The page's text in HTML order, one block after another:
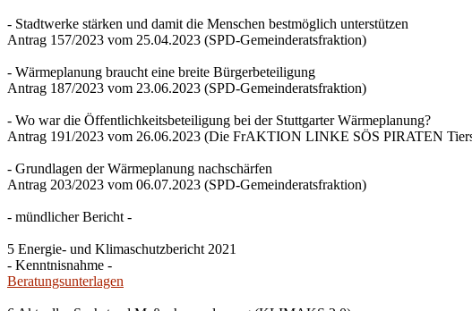
- Stadtwerke stärken und damit die Menschen bestmöglich unterstützen
Antrag 157/2023 vom 25.04.2023 (SPD-Gemeinderatsfraktion)
- Wärmeplanung braucht eine breite Bürgerbeteiligung
Antrag 187/2023 vom 23.06.2023 (SPD-Gemeinderatsfraktion)
- Wo war die Öffentlichkeitsbeteiligung bei der Stuttgarter Wärmeplanung?
Antrag 191/2023 vom 26.06.2023 (Die FrAKTION LINKE SÖS PIRATEN
- Grundlagen der Wärmeplanung nachschärfen
Antrag 203/2023 vom 06.07.2023 (SPD-Gemeinderatsfraktion)
- mündlicher Bericht -
5 Energie- und Klimaschutzbericht 2021
- Kenntnisnahme -
Beratungsunterlagen